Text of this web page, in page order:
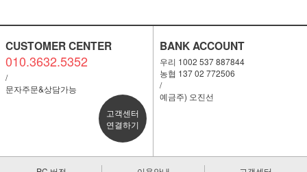
CUSTOMER CENTER
010.3632.5352
/
문자주문&상담가능
고객센터
연결하기
BANK ACCOUNT
우리 1002 537 887844
농협 137 02 772506
/
예금주) 오진선